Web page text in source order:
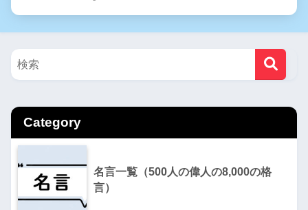
Category
名言一覧（500人の偉人の8,000の格
言）